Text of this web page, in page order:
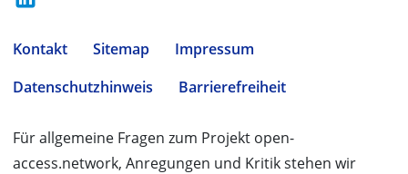
Kontakt Sitemap
Impressum
Datenschutzhinweis
Barrierefreiheit
Für allgemeine Fragen zum Projekt open-
access.network, Anregungen und Kritik stehen wir